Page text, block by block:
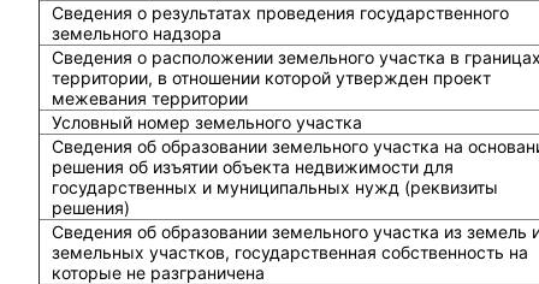
Сведения о результатах проведения государственного
земельного надзора
Сведения о расположении земельного участка в
территории, в отношении которой утвержден проект
межевания территории
Условный номер земельного участка
Сведения об образовании земельного участка на
решения об изъятии объекта недвижимости для
государственных и муниципальных нужд (реквизиты
решения)
Сведения об образовании земельного участка из земель
земельных участков, государственная собственность на
которые не разграничена